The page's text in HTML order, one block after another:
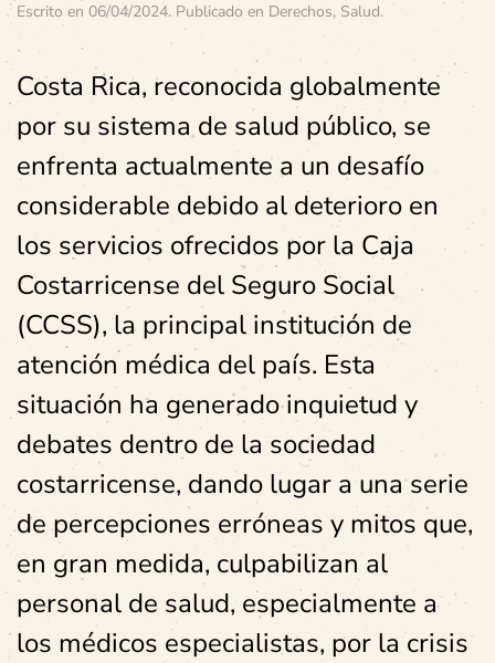
Escrito en 06/04/2024. Publicado en Derechos, Salud.
Costa Rica, reconocida globalmente
por su sistema de salud público, se
enfrenta actualmente a un desafío
considerable debido al deterioro en
los servicios ofrecidos por la Caja
Costarricense del Seguro Social
(CCSS), la principal institución de
atención médica del país. Esta
situación ha generado inquietud y
debates dentro de la sociedad
costarricense, dando lugar a una serie
de percepciones erróneas y mitos que,
en gran medida, culpabilizan al
personal de salud, especialmente a
los médicos especialistas, por la crisis